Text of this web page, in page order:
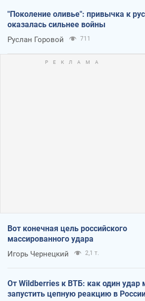
"Поколение оливье": привычка к
оказалась сильнее войны
Руслан Горовой 711
Вот конечная цель российского
массированного удара
Игорь Чернецкий 2,1 т.
От Wildberries к ВТБ: как один удар
запустить цепную реакцию в